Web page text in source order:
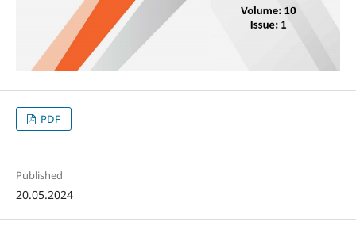
PDF
Published
20.05.2024